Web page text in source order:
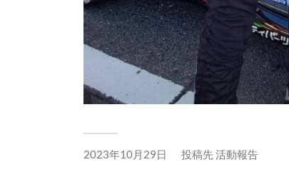
2023年10月29日 投稿先活動報告